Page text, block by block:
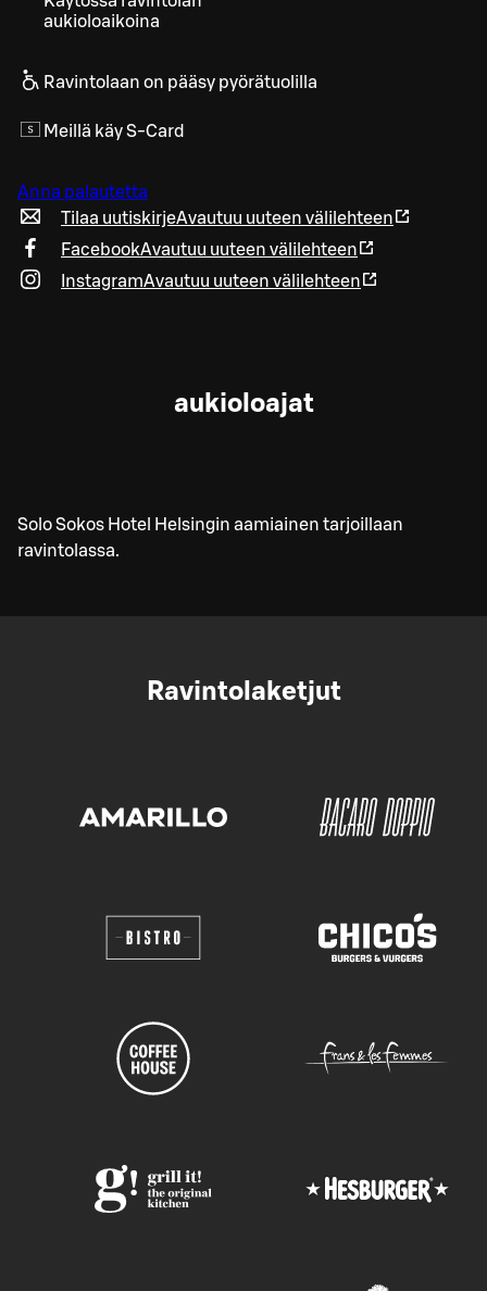
aukioloaikoina
Ravintolaan on pääsy pyörätuolilla
Meillä käy S-Card
Anna palautetta
Tilaa uutiskirjeAvautuu uuteen välilehteen
FacebookAvautuu uuteen välilehteen
InstagramAvautuu uuteen välilehteen
aukioloajat
Solo Sokos Hotel Helsingin aamiainen tarjoillaan
ravintolassa.
Ravintolaketjut